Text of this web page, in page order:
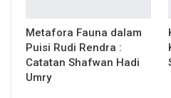
Metafora Fauna dalam
Puisi Rudi Rendra :
Catatan Shafwan Hadi
Umry